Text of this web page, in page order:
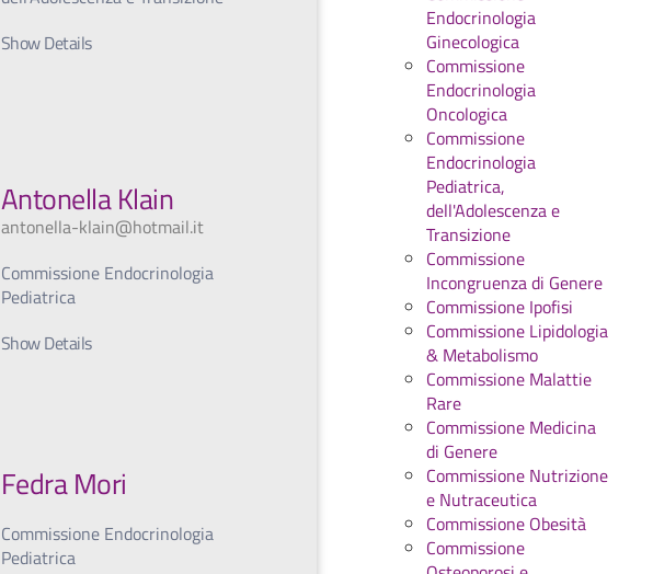
Show Details
Antonella Klain
antonella-klain@hotmail.it
Commissione Endocrinologia
Pediatrica
Show Details
Fedra Mori
Commissione Endocrinologia
Pediatrica
Endocrinologia
Ginecologica
Commissione
Endocrinologia
Oncologica
Commissione
Endocrinologia
Pediatrica,
dell'Adolescenza e
Transizione
Commissione
Incongruenza di Genere
Commissione Ipofisi
Commissione Lipidologia
& Metabolismo
Commissione Malattie
Rare
Commissione Medicina
di Genere
Commissione Nutrizione
e Nutraceutica
Commissione Obesità
Commissione